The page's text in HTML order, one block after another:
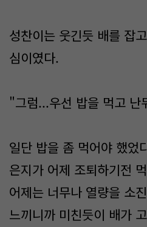
성찬이는 웃긴듯 배를 잡
심이였다.
"그럼...우선 밥을 먹고 난
일단 밥을 좀 먹어야 했었
은지가 어제 조퇴하기전
어제는 너무나 열량을 소
느끼니까 미친듯이 배가